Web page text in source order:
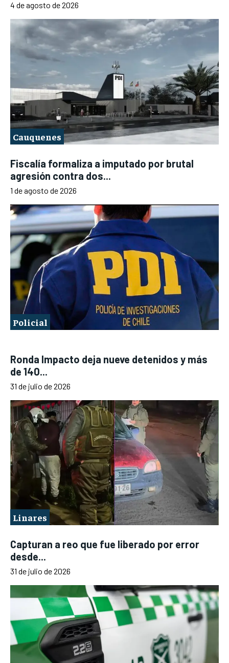
4 de agosto de 2026
Cauquenes
Fiscalía formaliza a imputado por brutal
agresión contra dos...
1 de agosto de 2026
Policial
Ronda Impacto deja nueve detenidos y más
de 140...
31 de julio de 2026
Linares
Capturan a reo que fue liberado por error
desde...
31 de julio de 2026